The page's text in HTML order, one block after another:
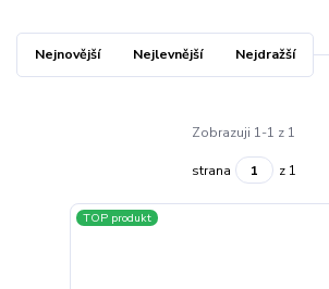
Nejnovější Nejlevnější Nejdražší
Zobrazuji 1-1 z 1
strana z 1
TOP produkt